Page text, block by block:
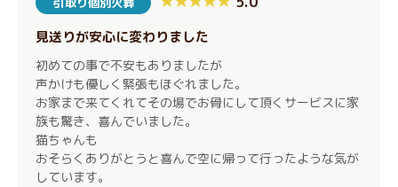
見送りが安心に変わりました
初めての事で不安もありましたが
声かけも優しく緊張もほぐれました。
お家まで来てくれてその場でお骨にして頂くサービスに家
族も驚き、喜んでいました。
猫ちゃんも
おそらくありがとうと喜んで空に帰って行ったような気が
しています。